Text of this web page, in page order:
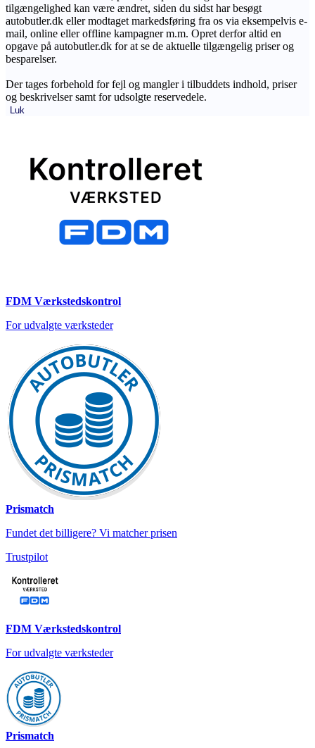
tilgængelighed kan være ændret, siden du sidst har besøgt
autobutler.dk eller modtaget markedsføring fra os via eksempelvis e-
mail, online eller offline kampagner m.m. Opret derfor altid en
opgave på autobutler.dk for at se de aktuelle tilgængelig priser og
besparelser.
Der tages forbehold for fejl og mangler i tilbuddets indhold, priser
og beskrivelser samt for udsolgte reservedele.
Luk
FDM Værkstedskontrol
For udvalgte værksteder
Prismatch
Fundet det billigere? Vi matcher prisen
Trustpilot
FDM Værkstedskontrol
For udvalgte værksteder
Prismatch